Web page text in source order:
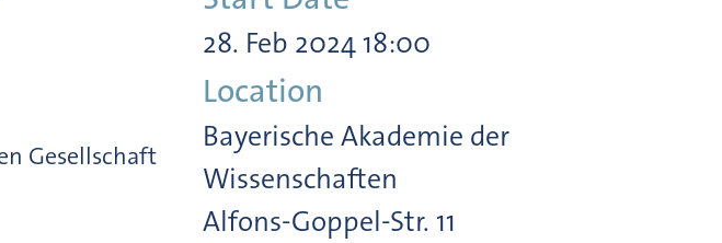
Gesellschaft
28. Feb 2024 18:00
Location
Bayerische Akademie der
Wissenschaften
Alfons-Goppel-Str. 11